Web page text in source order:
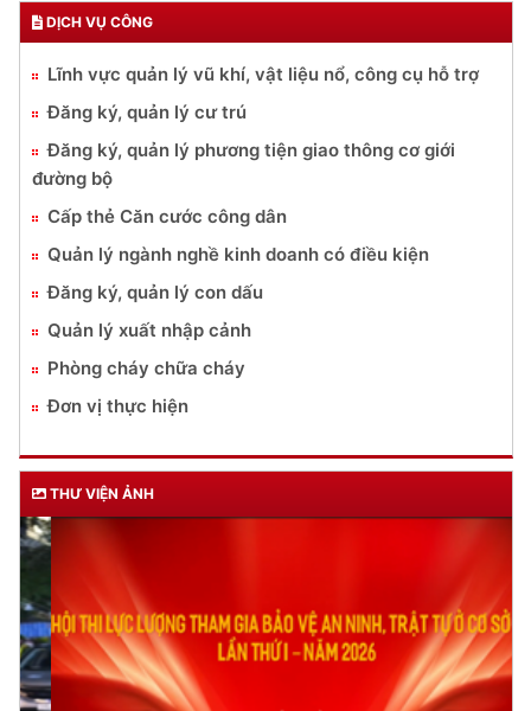
DỊCH VỤ CÔNG
Lĩnh vực quản lý vũ khí, vật liệu nổ, công cụ hỗ trợ
Đăng ký, quản lý cư trú
Đăng ký, quản lý phương tiện giao thông cơ giới
đường bộ
Cấp thẻ Căn cước công dân
Quản lý ngành nghề kinh doanh có điều kiện
Đăng ký, quản lý con dấu
Quản lý xuất nhập cảnh
Phòng cháy chữa cháy
Đơn vị thực hiện
THƯ VIỆN ẢNH